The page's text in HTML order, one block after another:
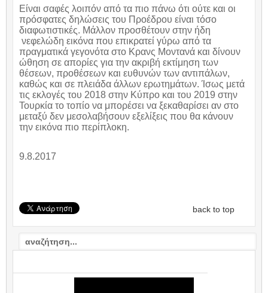
Είναι σαφές λοιπόν από τα πιο πάνω ότι ούτε και οι
πρόσφατες δηλώσεις του Προέδρου είναι τόσο
διαφωτιστικές. Μάλλον προσθέτουν στην ήδη
νεφελώδη εικόνα που επικρατεί γύρω από τα
πραγματικά γεγονότα στο Κρανς Μοντανά και δίνουν
ώθηση σε απορίες για την ακριβή εκτίμηση των
θέσεων, προθέσεων και ευθυνών των αντιπάλων,
καθώς και σε πλειάδα άλλων ερωτημάτων. Ίσως μετά
τις εκλογές του 2018 στην Κύπρο και του 2019 στην
Τουρκία το τοπίο να μπορέσει να ξεκαθαρίσει αν στο
μεταξύ δεν μεσολαβήσουν εξελίξεις που θα κάνουν
την εικόνα πιο περίπλοκη.
9.8.2017
back to top